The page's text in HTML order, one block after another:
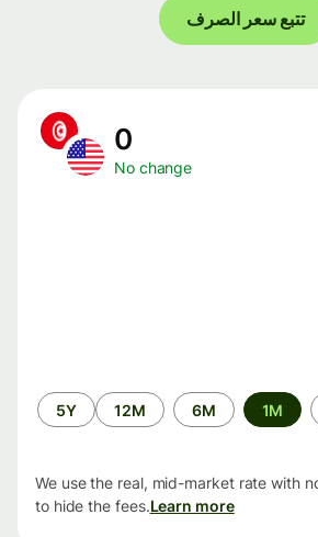
تتبع سعر الصرف
No change
1M
6M
12M
5Y
We use the real, mid-market rate
to hide the fees.Learn more